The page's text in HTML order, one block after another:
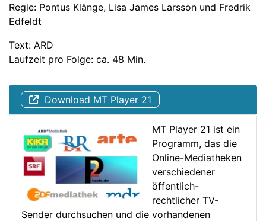
Regie: Pontus Klänge, Lisa James Larsson und Fredrik
Edfeldt
Text: ARD
Laufzeit pro Folge: ca. 48 Min.
Download MT Player 21
MT Player 21 ist ein
Programm, das die
Online-Mediatheken
verschiedener
öffentlich-
rechtlicher TV-
Sender durchsuchen und die vorhandenen